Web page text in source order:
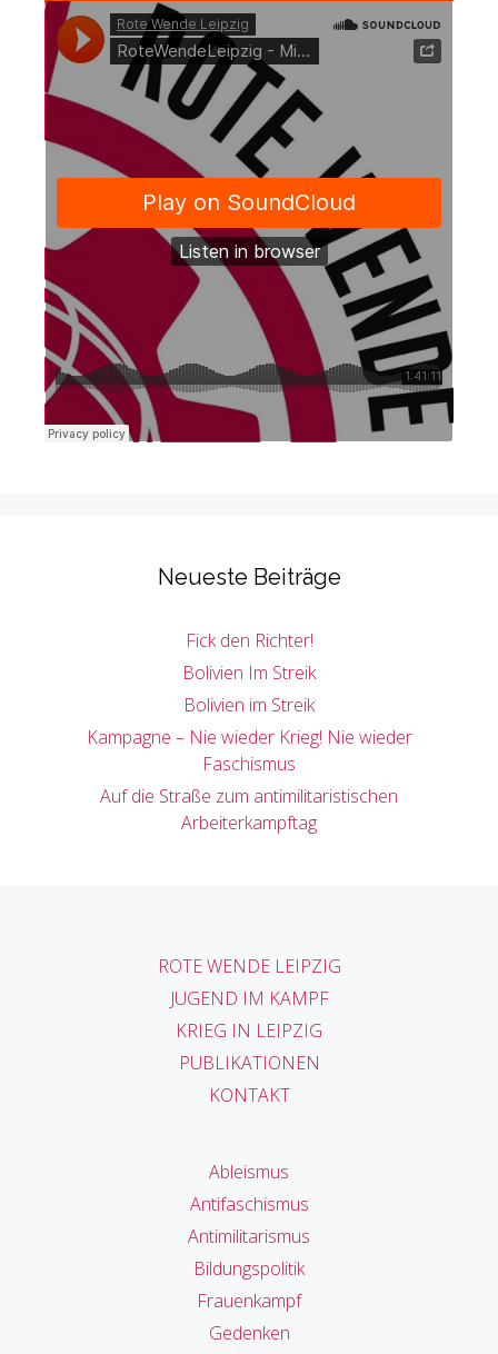
Neueste Beiträge
Fick den Richter!
Bolivien Im Streik
Bolivien im Streik
Kampagne – Nie wieder Krieg! Nie wieder
Faschismus
Auf die Straße zum antimilitaristischen
Arbeiterkampftag
ROTE WENDE LEIPZIG
JUGEND IM KAMPF
KRIEG IN LEIPZIG
PUBLIKATIONEN
KONTAKT
Ableismus
Antifaschismus
Antimilitarismus
Bildungspolitik
Frauenkampf
Gedenken